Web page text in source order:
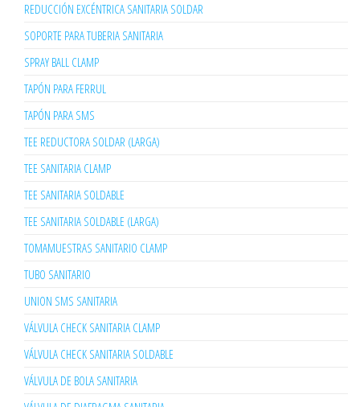
REDUCCIÓN EXCÉNTRICA SANITARIA SOLDAR
SOPORTE PARA TUBERIA SANITARIA
SPRAY BALL CLAMP
TAPÓN PARA FERRUL
TAPÓN PARA SMS
TEE REDUCTORA SOLDAR (LARGA)
TEE SANITARIA CLAMP
TEE SANITARIA SOLDABLE
TEE SANITARIA SOLDABLE (LARGA)
TOMAMUESTRAS SANITARIO CLAMP
TUBO SANITARIO
UNION SMS SANITARIA
VÁLVULA CHECK SANITARIA CLAMP
VÁLVULA CHECK SANITARIA SOLDABLE
VÁLVULA DE BOLA SANITARIA